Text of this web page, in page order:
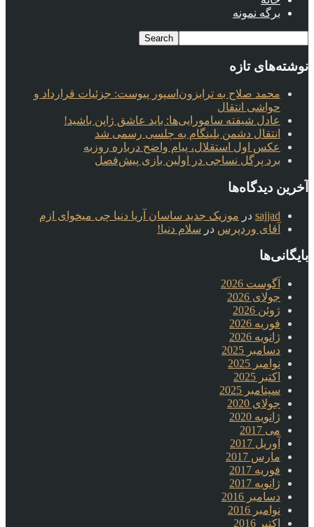
برگه نمونه
نوشته‌های تازه
محمد صلاح به ترابزون‌اسپور پیوست: جزئیات قرارداد و
حواشی انتقال
عادل شیفته سامورایی‌ها: باید عاشق ژاپن باشید!
انتقال دشمن بلینگام به چلسی رسمی شد
عکس اول استقلال، پیام واضح درباره روزبه
برد پرگل نساجی در اولین بازی پیش‌فصل
آخرین دیدگاه‌ها
sajjad در موزیک جدید ساسان آریا دنیا چی میخوای ازم
آقای وردپرس در سلام دنیا!
بایگانی‌ها
آگوست 2026
جولای 2026
ژوئن 2026
فوریه 2026
ژانویه 2026
دسامبر 2025
نوامبر 2025
اکتبر 2025
سپتامبر 2025
جولای 2020
ژانویه 2020
می 2017
آوریل 2017
مارس 2017
فوریه 2017
ژانویه 2017
دسامبر 2016
نوامبر 2016
اکتبر 2016